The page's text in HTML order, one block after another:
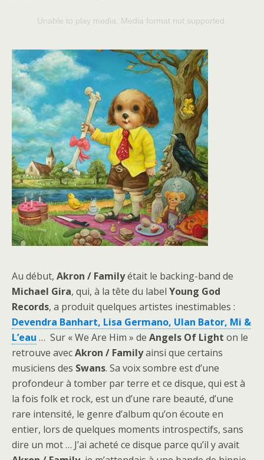
Unable to play media. Media format not supported.
Au début, Akron / Familyétait le backing-band de
Michael Gira, qui, à la tête du label Young God
Records, a produit quelques artistes inestimables :
Devendra Banhart, Lisa Germano, Ulan Bator, Mi &
L’eau … Sur « We Are Him » de Angels Of Light on le
retrouve avecAkron / Familyainsi que certains
musiciens des Swans. Sa voix sombre est d’une
profondeur à tomber par terre et ce disque, qui est à
la fois folk et rock, est un d’une rare beauté, d’une
rare intensité, le genre d’album qu’on écoute en
entier, lors de quelques moments introspectifs, sans
dire un mot … J’ai acheté ce disque parce qu’il y avait